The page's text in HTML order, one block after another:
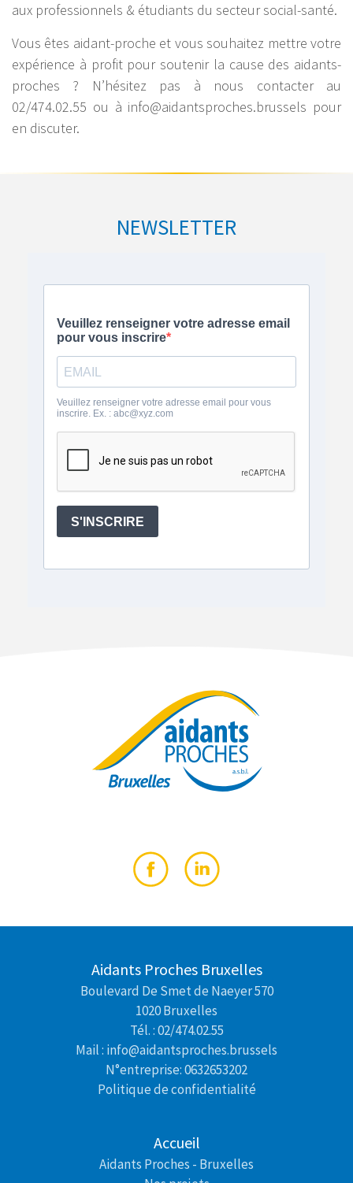
aux professionnels & étudiants du secteur social-santé.
Vous êtes aidant-proche et vous souhaitez mettre votre
expérience à profit pour soutenir la cause des aidants-
proches ? N’hésitez pas à nous contacter au
02/474.02.55 ou à info@aidantsproches.brussels pour
en discuter.
NEWSLETTER
Aidants Proches Bruxelles
Boulevard De Smet de Naeyer 570
1020 Bruxelles
Tél. : 02/474.02.55
Mail : info@aidantsproches.brussels
N°entreprise: 0632653202
Politique de confidentialité
Accueil
Aidants Proches - Bruxelles